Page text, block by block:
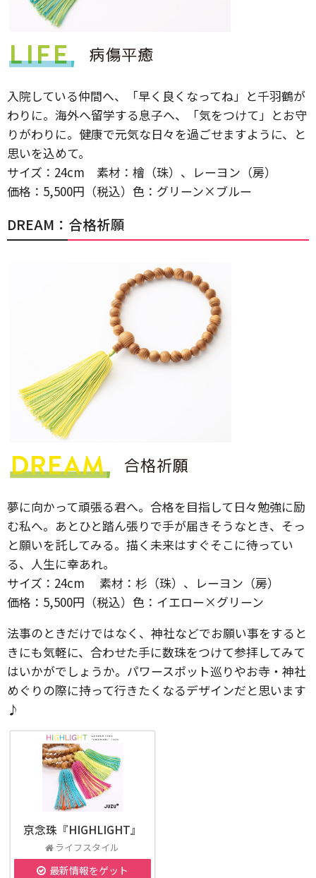
入院している仲間へ、「早く良くなってね」と千羽鶴が
わりに。海外へ留学する息子へ、「気をつけて」とお守
りがわりに。健康で元気な日々を過ごせますように、と
思いを込めて。
サイズ：24cm 素材：檜（珠）、レーヨン（房）
価格：5,500円（税込）色：グリーン×ブルー
DREAM：合格祈願
夢に向かって頑張る君へ。合格を目指して日々勉強に励
む私へ。あとひと踏ん張りで手が届きそうなとき、そっ
と願いを託してみる。描く未来はすぐそこに待ってい
る、人生に幸あれ。
サイズ：24cm 素材：杉（珠）、レーヨン（房）
価格：5,500円（税込）色：イエロー×グリーン
法事のときだけではなく、神社などでお願い事をすると
きにも気軽に、合わせた手に数珠をつけて参拝してみて
はいかがでしょうか。パワースポット巡りやお寺・神社
めぐりの際に持って行きたくなるデザインだと思います
♪
京念珠『HIGHLIGHT』
ライフスタイル
最新情報をゲット